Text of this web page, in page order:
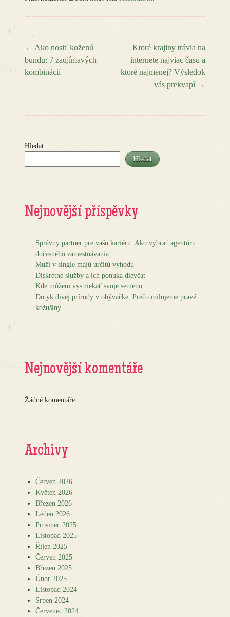
Post navigation
← Ako nosiť koženú
bundu: 7 zaujímavých
kombinácií
Ktoré krajiny trávia na
internete najviac času a
ktoré najmenej? Výsledok
vás prekvapí →
Hledat
Hledat
Nejnovější příspěvky
Správny partner pre vašu kariéru: Ako vybrať agentúru
dočasného zamestnávania
Muži v single majú určitú výhodu
Diskrétne služby a ich ponuka dievčat
Kde môžem vystriekať svoje semeno
Dotyk divej prírody v obývačke: Prečo milujeme pravé
kožušiny
Nejnovější komentáře
Žádné komentáře.
Archivy
Červen 2026
Květen 2026
Březen 2026
Leden 2026
Prosinec 2025
Listopad 2025
Říjen 2025
Červen 2025
Březen 2025
Únor 2025
Listopad 2024
Srpen 2024
Červenec 2024